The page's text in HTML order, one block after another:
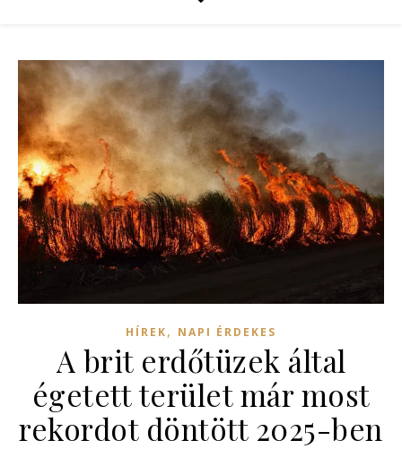
HÍREK, NAPI ÉRDEKES
A brit erdőtüzek által
égetett terület már most
rekordot döntött 2025-ben